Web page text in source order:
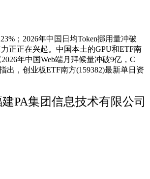
；2026年中国日均Token挪用量冲破
正正在兴起。中国本土的GPU和ETF南
年中国Web端月拜候量冲破9亿，C
出，创业板ETF南方(159382)最新单日资
PA集团信息技术有限公司